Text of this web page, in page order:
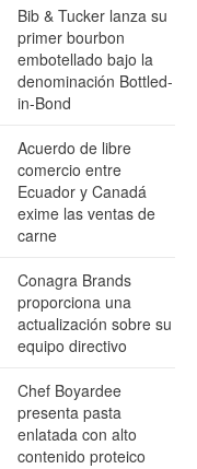
Bib & Tucker lanza su
primer bourbon
embotellado bajo la
denominación Bottled-
in-Bond
Acuerdo de libre
comercio entre
Ecuador y Canadá
exime las ventas de
carne
Conagra Brands
proporciona una
actualización sobre su
equipo directivo
Chef Boyardee
presenta pasta
enlatada con alto
contenido proteico